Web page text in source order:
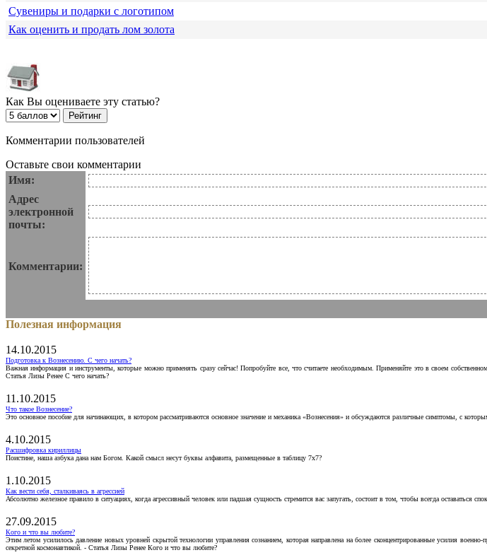
Сувениры и подарки с логотипом
Как оценить и продать лом золота
Как Вы оцениваете эту статью?
Комментарии пользователей
Оставьте свои комментарии
Имя:
Адрес
электронной
почты:
Комментарии:
Полезная информация
14.10.2015
Подготовка к Вознесению. С чего начать?
Важная информация и инструменты, которые можно применять сразу сейчас! Попробуйте все, что считаете необходимым. Применяйте это в своем
Статья Лизы Ренее С чего начать?
11.10.2015
Что такое Вознесение?
Это основное пособие для начинающих, в котором рассматриваются основное значение и механика «Вознесения» и обсуждаются различные симптомы, с
4.10.2015
Расшифровка кириллицы
Поистине, наша азбука дана нам Богом. Какой смысл несут буквы алфавита, размещенные в таблицу 7х7?
1.10.2015
Как вести себя, сталкиваясь в агрессией
Абсолютно железное правило в ситуациях, когда агрессивный человек или падшая сущность стремится вас запугать, состоит в том, чтобы всегда оставаться
27.09.2015
Кого и что вы любите?
Этим летом усилилось давление новых уровней скрытой технологии управления сознанием, которая направлена на более сконцентрированные усилия
секретной космонавтикой. - Статья Лизы Ренее Кого и что вы любите?